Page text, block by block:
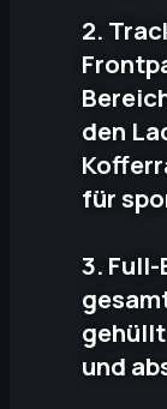
2.
den
für
3.
und